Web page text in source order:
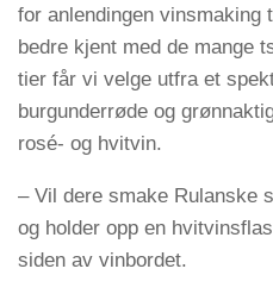
for anlendingen vinsmaking
bedre kjent med de mange
tier får vi velge utfra et
burgunderrøde og
rosé- og hvitvin.
– Vil dere smake Rulanske
og holder opp en
siden av vinbordet.